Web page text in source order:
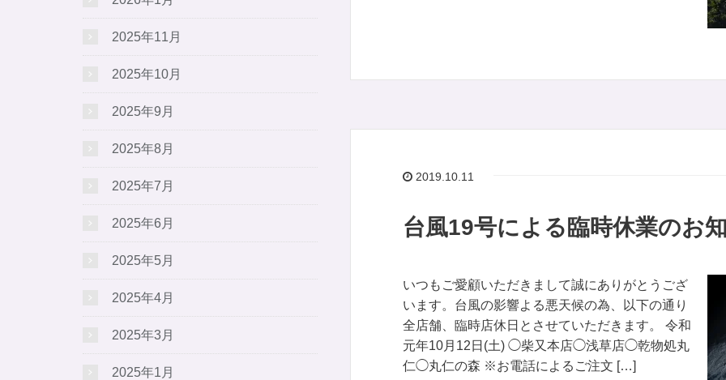
2019.10.11
台風19号による臨時休業のお
いつもご愛顧いただきまして誠にありがとうござ
います。台風の影響よる悪天候の為、以下の通り
全店舗、臨時店休日とさせていただきます。 令和
元年10月12日(土) ◯柴又本店◯浅草店◯乾物処丸
仁◯丸仁の森 ※お電話によるご注文 […]
2025年11月
2025年10月
2025年9月
2025年8月
2025年7月
2025年6月
2025年5月
2025年4月
2025年3月
2025年1月